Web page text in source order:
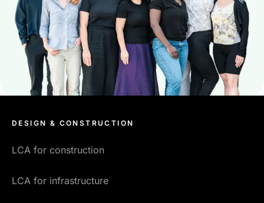
DESIGN & CONSTRUCTION
LCA for construction
LCA for infrastructure